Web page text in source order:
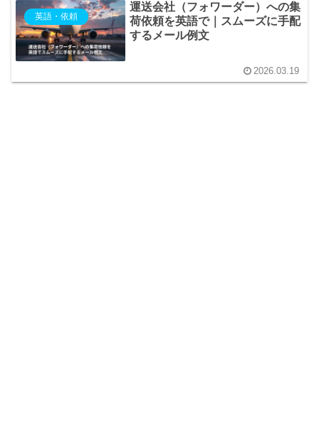
英語・依頼
運送会社（フォワーダー）への集
荷依頼を英語で｜スムーズに手配
するメール例文
2026.03.19